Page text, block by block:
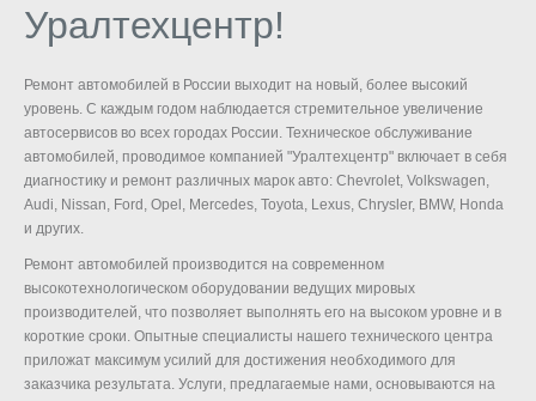
МАГАЗИН
ЗАПИСЬ НА РЕМОНТ
Уралтехцентр!
Ремонт автомобилей в России выходит на новый, более высокий
уровень. С каждым годом наблюдается стремительное увеличение
автосервисов во всех городах России. Техническое обслуживание
автомобилей, проводимое компанией "Уралтехцентр" включает в себя
диагностику и ремонт различных марок авто: Chevrolet, Volkswagen,
Audi, Nissan, Ford, Opel, Mercedes, Toyota, Lexus, Chrysler, BMW, Honda
и других.
Ремонт автомобилей производится на современном
высокотехнологическом оборудовании ведущих мировых
производителей, что позволяет выполнять его на высоком уровне и в
короткие сроки. Опытные специалисты нашего технического центра
приложат максимум усилий для достижения необходимого для
заказчика результата. Услуги, предлагаемые нами, основываются на